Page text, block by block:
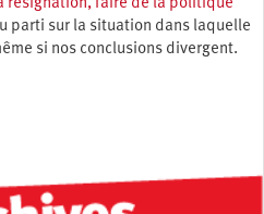
résignation, faire de la politique
parti sur la situation dans laquelle
si nos conclusions divergent.